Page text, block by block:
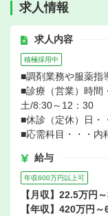
求人情報
求人内容
積極採用中
■調剤業務や服薬指
■診療（営業）時間
土/8:30～12：30
■休診（定休）日・
■応需科目・・・内
給与
年収600万円以上可
【月収】22.5万円
【年収】420万円～